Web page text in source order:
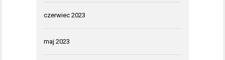
czerwiec 2023
maj 2023